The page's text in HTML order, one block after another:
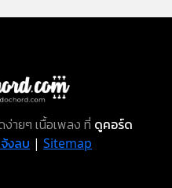
ายๆ เนื้อเพลง ที่ ดูคอร์ด
งลบ | Sitemap